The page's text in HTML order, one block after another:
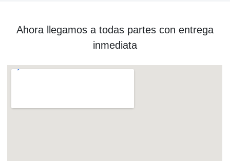
Ahora llegamos a todas partes con entrega
inmediata